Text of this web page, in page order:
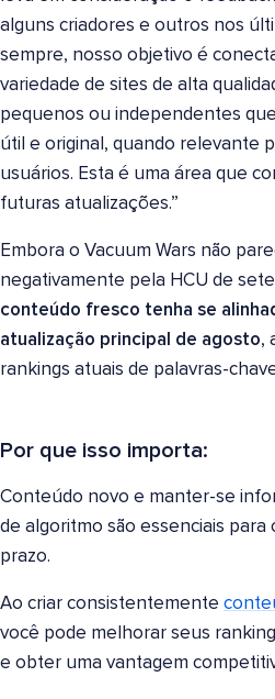
alguns criadores e outros nos
sempre, nosso objetivo é
variedade de sites de alta
pequenos ou independentes
útil e original, quando relevante
usuários. Esta é uma área que
futuras atualizações.”
Embora o Vacuum Wars não
negativamente pela HCU de
conteúdo fresco tenha se
atualização principal de agosto,
rankings atuais de palavras-
Por que isso importa:
Conteúdo novo e manter-se
de algoritmo são essenciais para
prazo.
Ao criar consistentemente
você pode melhorar seus
e obter uma vantagem